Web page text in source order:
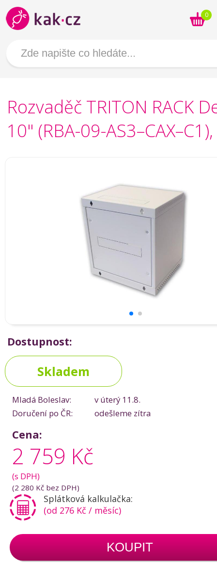
0
Rozvaděč TRITON RACK
10" (RBA-09-
Dostupnost:
Skladem
Mladá Boleslav:
v úterý 11.8.
Doručení po ČR:
odešleme zítra
Cena:
2 759 Kč
(s DPH)
(2 280 Kč bez DPH)
Splátková kalkulačka:
(od 276 Kč / měsíc)
KOUPIT